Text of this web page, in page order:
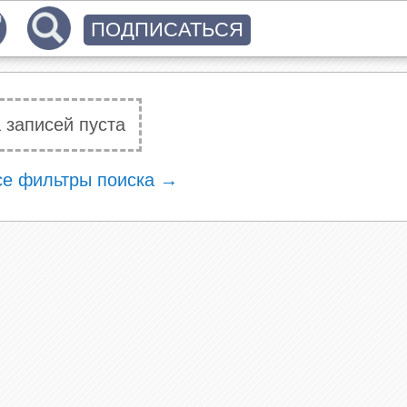
пуста
фильтры поиска →
ПОДПИСАТЬСЯ